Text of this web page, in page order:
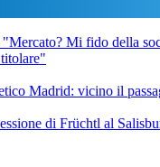
Mi fido della
Madrid: vicino il
di Früchtl al